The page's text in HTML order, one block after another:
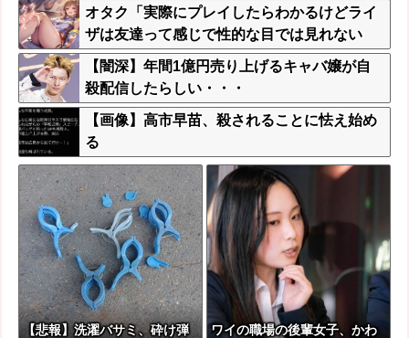
オタク「実際にプレイしたらわかるけどライ
ザは友達って感じで性的な目では見れない
ｗ」←これｗ
【闇深】年間1億円売り上げるキャバ嬢が自
殺配信したらしい・・・
【画像】高市早苗、殺されることに怯え始め
る
【悲報】洗濯バサミ、砕け弾 ワイの職場の後輩女子、かわ